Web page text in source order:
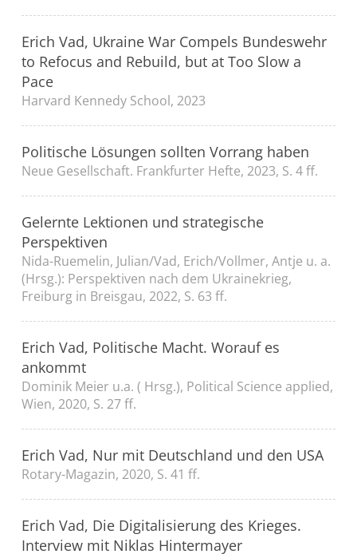
Erich Vad, Ukraine War Compels Bundeswehr
to Refocus and Rebuild, but at Too Slow a
Pace
Harvard Kennedy School, 2023
Politische Lösungen sollten Vorrang haben
Neue Gesellschaft. Frankfurter Hefte, 2023, S. 4 ff.
Gelernte Lektionen und strategische
Perspektiven
Nida-Ruemelin, Julian/Vad, Erich/Vollmer, Antje u. a.
(Hrsg.): Perspektiven nach dem Ukrainekrieg,
Freiburg in Breisgau, 2022, S. 63 ff.
Erich Vad, Politische Macht. Worauf es
ankommt
Dominik Meier u.a. ( Hrsg.), Political Science applied,
Wien, 2020, S. 27 ff.
Erich Vad, Nur mit Deutschland und den USA
Rotary-Magazin, 2020, S. 41 ff.
Erich Vad, Die Digitalisierung des Krieges.
Interview mit Niklas Hintermayer